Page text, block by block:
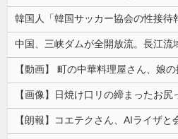
中国、三峡ダムが全開放流。長江流